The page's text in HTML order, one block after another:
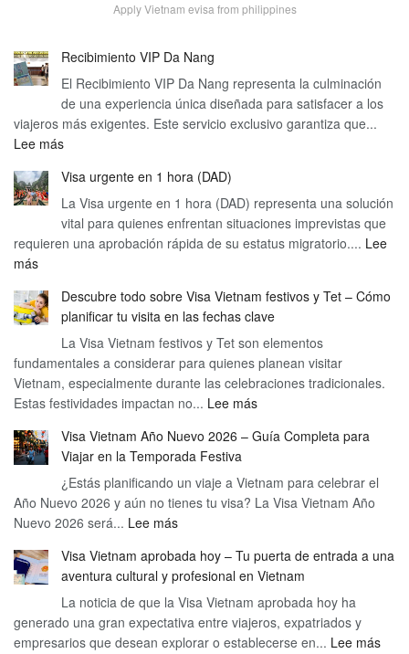
Apply Vietnam evisa from philippines
Recibimiento VIP Da Nang
El Recibimiento VIP Da Nang representa la culminación
de una experiencia única diseñada para satisfacer a los
viajeros más exigentes. Este servicio exclusivo garantiza que...
Lee más:
VIP
Da
Nang
Visa urgente en 1 hora (DAD)
La Visa urgente en 1 hora (DAD) representa una solución
vital para quienes enfrentan situaciones imprevistas que
requieren una aprobación rápida de su estatus migratorio.... Lee
más:
urgente
en
hora
(DAD)
Descubre todo sobre Visa Vietnam festivos y Tet – Cómo
planificar tu visita en las fechas clave
La Visa Vietnam festivos y Tet son elementos
fundamentales a considerar para quienes planean visitar
Vietnam, especialmente durante las celebraciones tradicionales.
Estas festividades impactan no... Lee más:
todo
Visa
Vietnam
Tet
–
Cómo
planificar
tu
Visa Vietnam Año Nuevo 2026 – Guía Completa para
Viajar en la Temporada Festiva
¿Estás planificando un viaje a Vietnam para celebrar el
Año Nuevo 2026 y aún no tienes tu visa? La Visa Vietnam Año
Nuevo 2026 será... Lee más:
Vietnam
Año
Nuevo
2026
–
Visa Vietnam aprobada hoy – Tu puerta de entrada a una
aventura cultural y profesional en Vietnam
La noticia de que la Visa Vietnam aprobada hoy ha
generado una gran expectativa entre viajeros, expatriados y
empresarios que desean explorar o establecerse en... Lee más: